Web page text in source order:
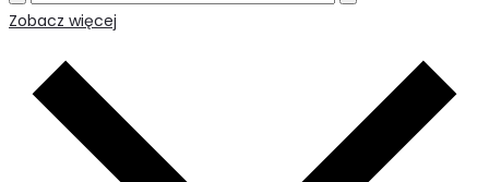
Zobacz więcej